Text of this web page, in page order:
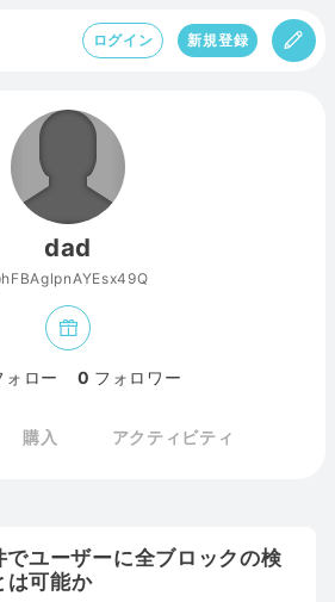
ログイン 新規登録
dad
ォロー 0 フォロワー
購入 アクティビティ
ユーザーに全ブロックの検
は可能か